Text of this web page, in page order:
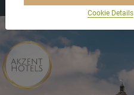
Cookie Details